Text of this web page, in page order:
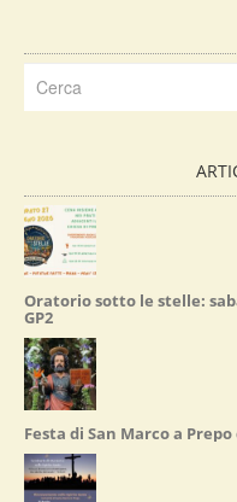
Oratorio sotto le stelle:
GP2
Festa di San Marco a